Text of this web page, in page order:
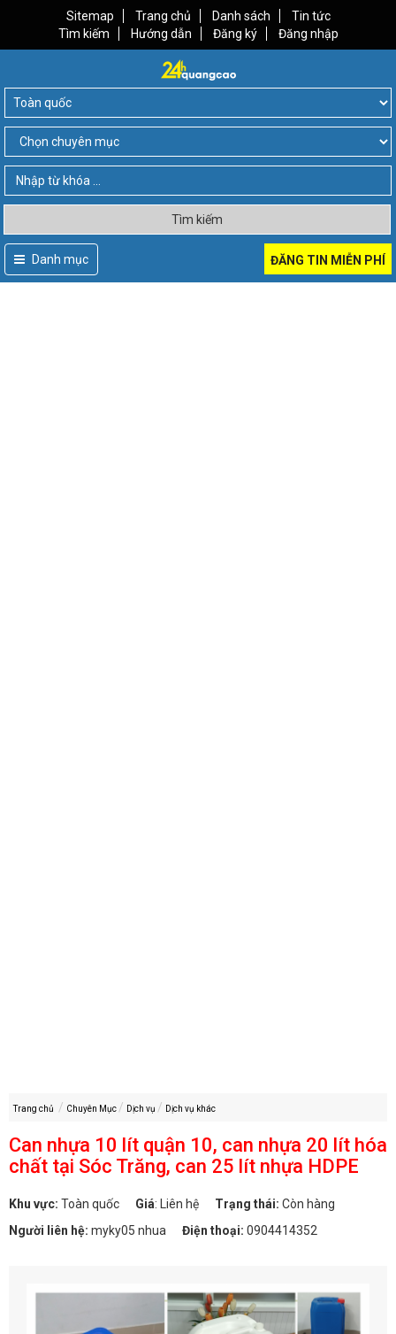
Sitemap Trang chủ Danh sách
Tin tức
Tìm kiếm
Hướng dẫn Đăng ký Đăng nhập
Tìm kiếm
Danh mục ĐĂNG TIN MIỄN PHÍ
Trang chủ Chuyên Mục Dịch vụ Dịch vụ khác
Can nhựa 10 lít quận 10, can nhựa 20 lít hóa
chất tại Sóc Trăng, can 25 lít nhựa HDPE
Khu vực: Toàn quốc Giá: Liên hệ Trạng thái: Còn hàng
Người liên hệ: myky05 nhua Điện thoại: 0904414352